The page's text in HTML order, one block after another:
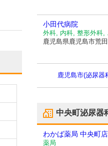
小田代病院
外科, 内科, 整形外科,
鹿児島県鹿児島市荒
鹿児島市(泌尿器
中央町泌尿器
わかば薬局 中央町店
薬局